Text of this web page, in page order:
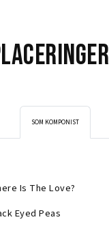
SOM KOMPONIST
Is The Love?
Eyed Peas